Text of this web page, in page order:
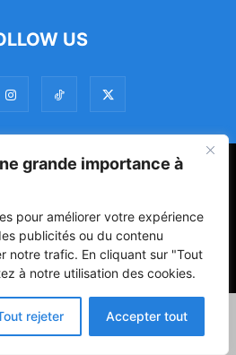
grande importance à
pour améliorer votre expérience
publicités ou du contenu
notre trafic. En cliquant sur "Tout
à notre utilisation des cookies.
rejeter Accepter tout
US
la Protection de la Vie Privée: Me
représente le Bénin à Séoul
Société Culture
digitXplus Francophone